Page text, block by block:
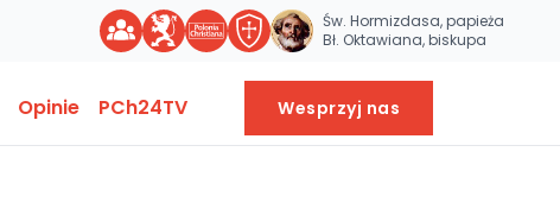
Św. Hormizdasa, papieża
Bł. Oktawiana, biskupa
Opinie PCh24TV Wesprzyj nas